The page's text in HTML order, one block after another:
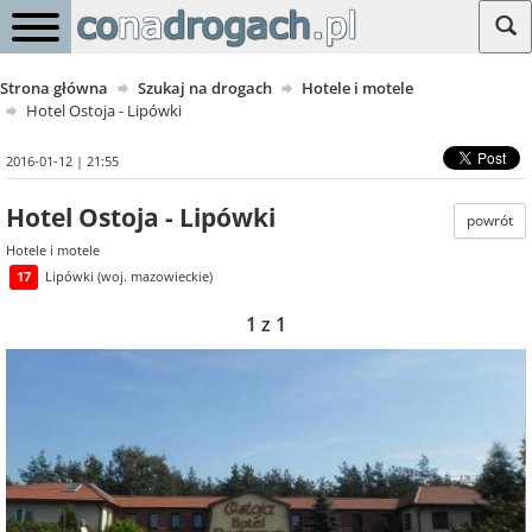
Strona główna Szukaj na drogach
Hotele i motele
Hotel Ostoja - Lipówki
2016-01-12 | 21:55
powrót
Hotel Ostoja - Lipówki
Hotele i motele
17
Lipówki (woj. mazowieckie)
1 z 1